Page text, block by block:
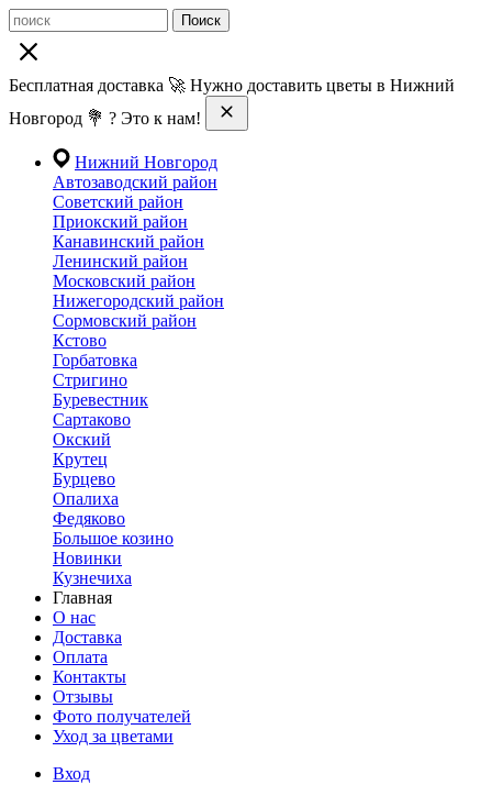
Поиск
Бесплатная доставка 🚀 Нужно доставить цветы в Нижний
Новгород 💐 ? Это к нам!
Нижний Новгород
Автозаводский район
Советский район
Приокский район
Канавинский район
Ленинский район
Московский район
Нижегородский район
Сормовский район
Кстово
Горбатовка
Стригино
Буревестник
Сартаково
Окский
Крутец
Бурцево
Опалиха
Федяково
Большое козино
Новинки
Кузнечиха
Главная
О нас
Доставка
Оплата
Контакты
Отзывы
Фото получателей
Уход за цветами
Вход